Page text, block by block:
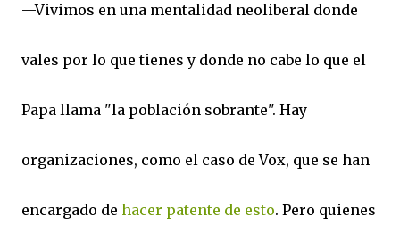
—Vivimos en una mentalidad neoliberal donde
vales por lo que tienes y donde no cabe lo que el
Papa llama "la población sobrante". Hay
organizaciones, como el caso de Vox, que se han
encargado de hacer patente de esto. Pero quienes